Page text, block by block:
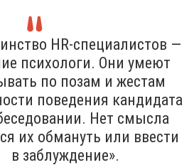
HR-специалистов —
психологи. Они умеют
по позам и жестам
поведения кандидата
Нет смысла
их обмануть или ввести
в заблуждение».